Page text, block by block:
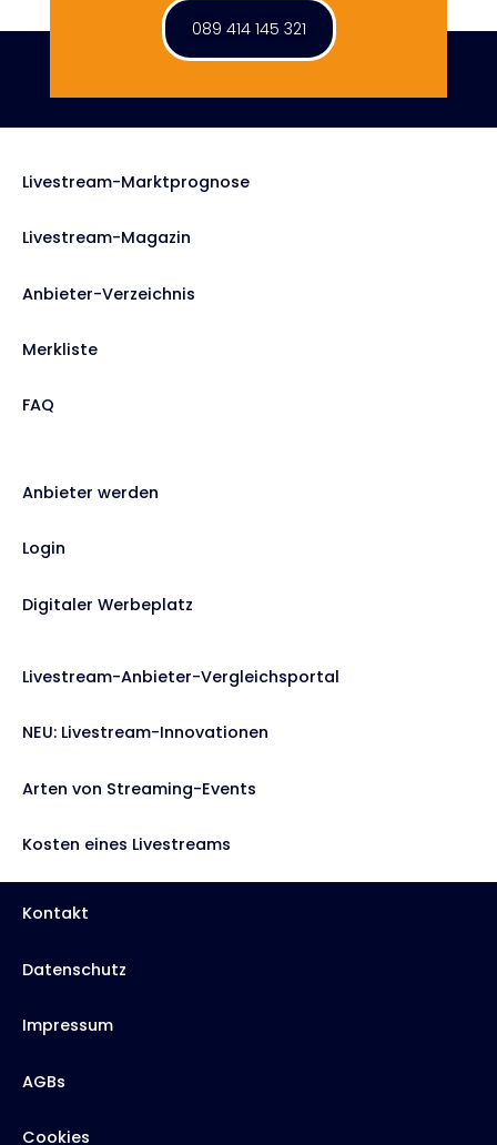
089 414 145 321
Livestream-Marktprognose
Livestream-Magazin
Anbieter-Verzeichnis
Merkliste
FAQ
Anbieter werden
Login
Digitaler Werbeplatz
Livestream-Anbieter-Vergleichsportal
NEU: Livestream-Innovationen
Arten von Streaming-Events
Kosten eines Livestreams
Kontakt
Datenschutz
Impressum
AGBs
Cookies